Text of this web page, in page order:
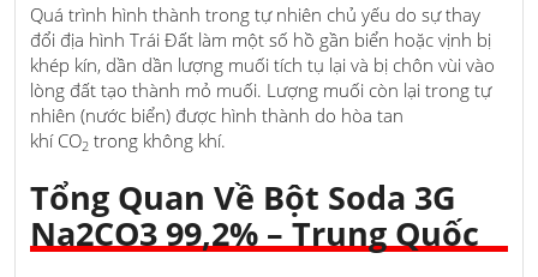
Quá trình hình thành trong tự nhiên chủ yếu do sự thay
đổi địa hình Trái Đất làm một số hồ gần biển hoặc vịnh bị
khép kín, dần dần lượng muối tích tụ lại và bị chôn vùi vào
lòng đất tạo thành mỏ muối. Lượng muối còn lại trong tự
nhiên (nước biển) được hình thành do hòa tan
khí CO2 trong không khí.
Tổng Quan Về Bột Soda 3G
Na2CO3 99,2% – Trung Quốc